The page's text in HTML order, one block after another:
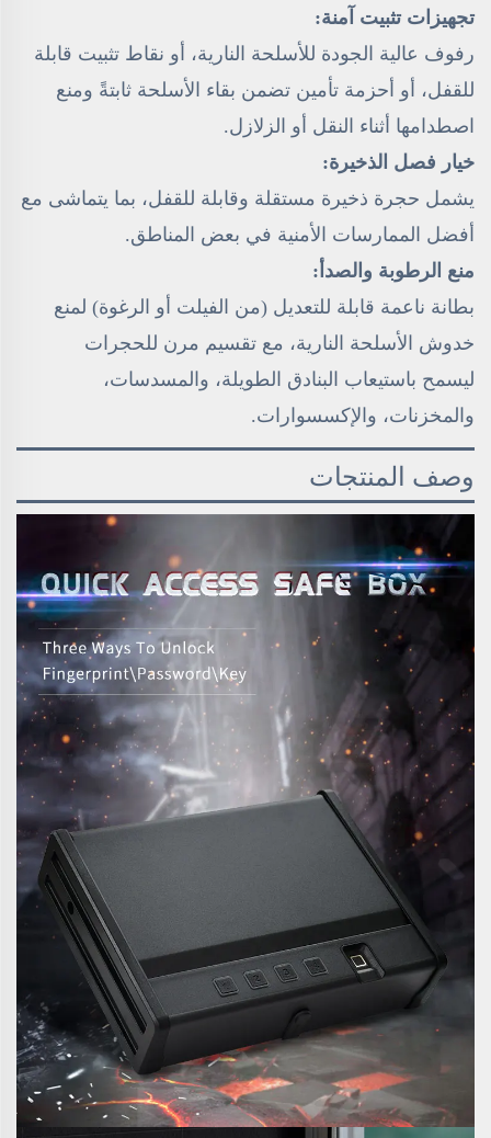
تجهيزات تثبيت آمنة:
رفوف عالية الجودة للأسلحة النارية، أو نقاط تثبيت قابلة
للقفل، أو أحزمة تأمين تضمن بقاء الأسلحة ثابتةً ومنع
اصطدامها أثناء النقل أو الزلازل.
خيار فصل الذخيرة:
يشمل حجرة ذخيرة مستقلة وقابلة للقفل، بما يتماشى مع
أفضل الممارسات الأمنية في بعض المناطق.
منع الرطوبة والصدأ:
بطانة ناعمة قابلة للتعديل (من الفيلت أو الرغوة) لمنع
خدوش الأسلحة النارية، مع تقسيم مرن للحجرات
ليسمح باستيعاب البنادق الطويلة، والمسدسات،
والمخزنات، والإكسسوارات.
وصف المنتجات